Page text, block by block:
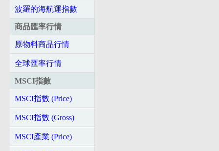
波羅的海航運指數
商品匯率行情
原物料商品行情
全球匯率行情
MSCI指數
MSCI指數 (Price)
MSCI指數 (Gross)
MSCI產業 (Price)